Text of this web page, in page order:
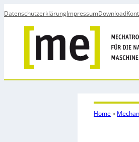
DatenschutzerklärungImpressumDownload
Home»